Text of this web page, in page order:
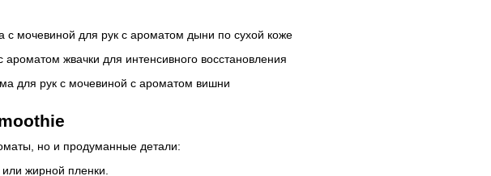
но и продуманные детали:
или жирной пленки.